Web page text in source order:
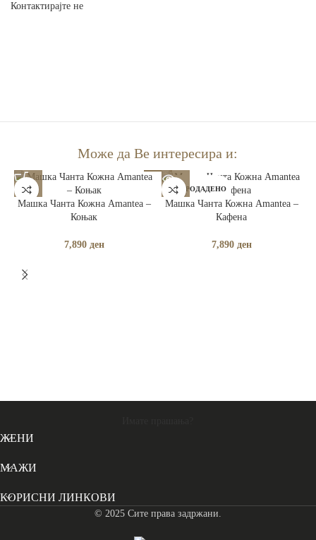
Контактирајте не
Може да Ве интересира и:
Машка Чанта Кожна Amantea –
Коњак
7,890 ден
РАСПРОДАДЕНО
Машка Чанта Кожна Amantea –
Кафена
7,890 ден
ЖЕНИ
МАЖИ
КОРИСНИ ЛИНКОВИ
© 2025 Сите права задржани.